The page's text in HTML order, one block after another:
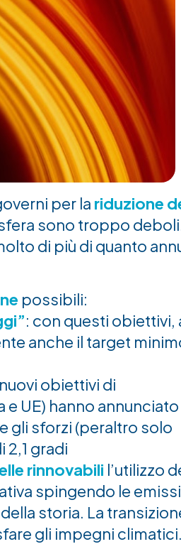
per la riduzione
sono troppo
di più di quanto
possibili:
: con questi obiettivi,
anche il target
obiettivi di
UE) hanno
gli sforzi (peraltro solo
gradi
rinnovabili l’utilizzo
spingendo le
della storia. La
gli impegni